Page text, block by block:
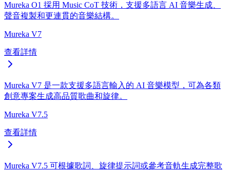
Mureka O1 採用 Music CoT 技術，支援多語言 AI 音樂生成、
聲音複製和更連貫的音樂結構。
Mureka V7
查看詳情
Mureka V7 是一款支援多語言輸入的 AI 音樂模型，可為各類
創意專案生成高品質歌曲和旋律。
Mureka V7.5
查看詳情
Mureka V7.5 可根據歌詞、旋律提示詞或參考音軌生成完整歌